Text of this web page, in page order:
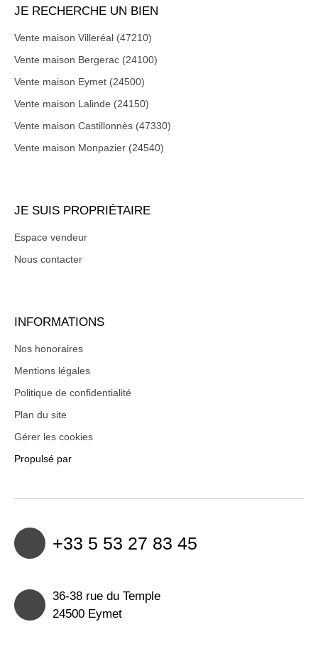
JE RECHERCHE UN BIEN
Vente maison Villeréal (47210)
Vente maison Bergerac (24100)
Vente maison Eymet (24500)
Vente maison Lalinde (24150)
Vente maison Castillonnès (47330)
Vente maison Monpazier (24540)
JE SUIS PROPRIÉTAIRE
Espace vendeur
Nous contacter
INFORMATIONS
Nos honoraires
Mentions légales
Politique de confidentialité
Plan du site
Gérer les cookies
Propulsé par
+33 5 53 27 83 45
36-38 rue du Temple
24500 Eymet